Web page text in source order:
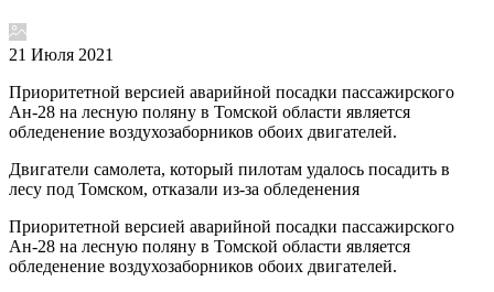
21 Июля 2021
Приоритетной версией аварийной посадки пассажирского
Ан-28 на лесную поляну в Томской области является
обледенение воздухозаборников обоих двигателей.
Двигатели самолета, который пилотам удалось посадить в
лесу под Томском, отказали из-за обледенения
Приоритетной версией аварийной посадки пассажирского
Ан-28 на лесную поляну в Томской области является
обледенение воздухозаборников обоих двигателей.